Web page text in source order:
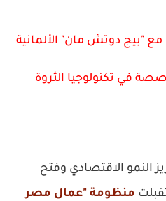
"بيج دوتش مان" الألمانية
في تكنولوجيا الثروة
النمو الاقتصادي وفتح
منظومة "عمال مصر